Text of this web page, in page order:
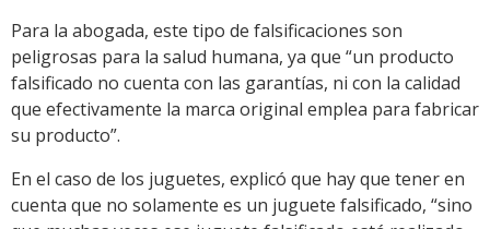
Para la abogada, este tipo de falsificaciones son
peligrosas para la salud humana, ya que “un producto
falsificado no cuenta con las garantías, ni con la calidad
que efectivamente la marca original emplea para fabricar
su producto”.
En el caso de los juguetes, explicó que hay que tener en
cuenta que no solamente es un juguete falsificado, “sino